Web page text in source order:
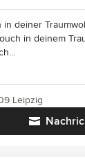
in deiner
in deinem
Leipzig